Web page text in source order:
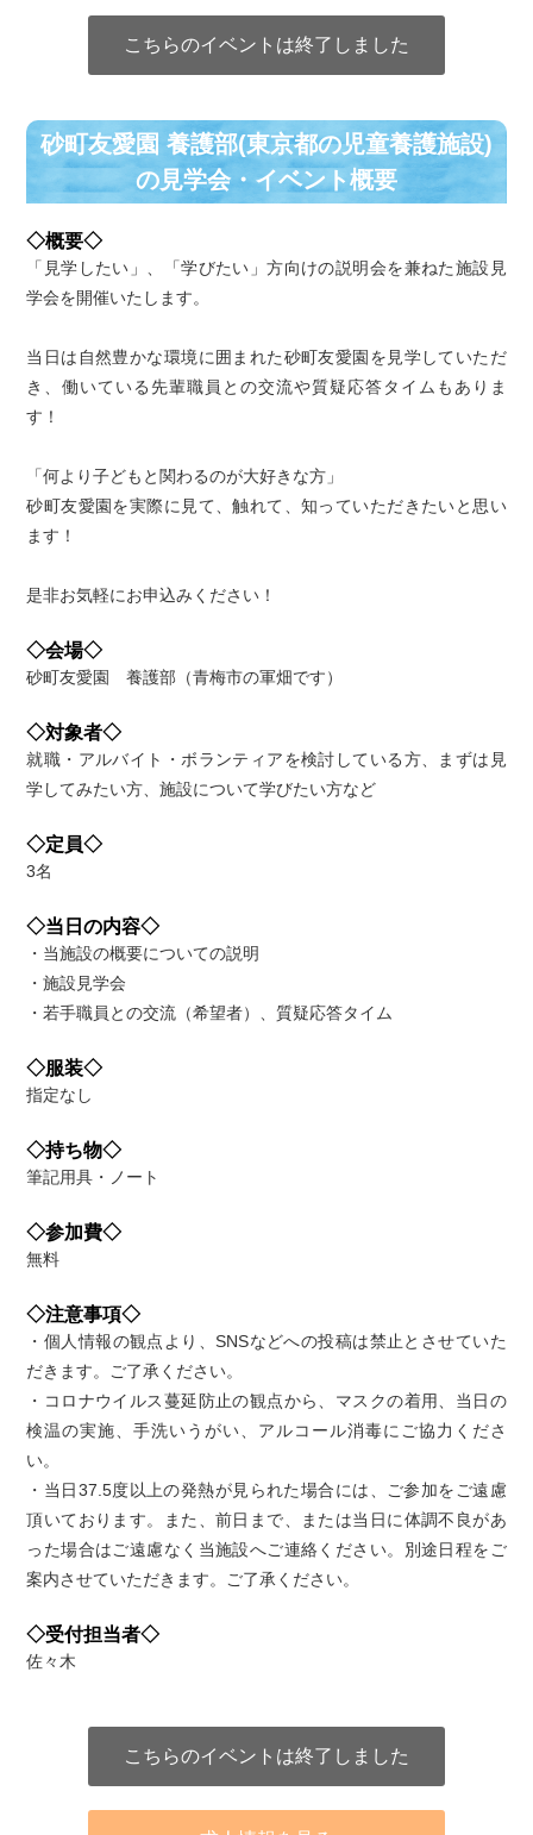
こちらのイベントは終了しました
砂町友愛園 養護部(東京都の児童養護施設)
の⾒学会・イベント概要
◇概要◇
「見学したい」、「学びたい」方向けの説明会を兼ねた施設見
学会を開催いたします。
当日は自然豊かな環境に囲まれた砂町友愛園を見学していただ
き、働いている先輩職員との交流や質疑応答タイムもありま
す！
「何より子どもと関わるのが大好きな方」
砂町友愛園を実際に見て、触れて、知っていただきたいと思い
ます！
是非お気軽にお申込みください！
◇会場◇
砂町友愛園 養護部（青梅市の軍畑です）
◇対象者◇
就職・アルバイト・ボランティアを検討している方、まずは見
学してみたい方、施設について学びたい方など
◇定員◇
3名
◇当日の内容◇
・当施設の概要についての説明
・施設見学会
・若手職員との交流（希望者）、質疑応答タイム
◇服装◇
指定なし
◇持ち物◇
筆記用具・ノート
◇参加費◇
無料
◇注意事項◇
・個人情報の観点より、SNSなどへの投稿は禁止とさせていた
だきます。ご了承ください。
・コロナウイルス蔓延防止の観点から、マスクの着用、当日の
検温の実施、手洗いうがい、アルコール消毒にご協力くださ
い。
・当日37.5度以上の発熱が見られた場合には、ご参加をご遠慮
頂いております。また、前日まで、または当日に体調不良があ
った場合はご遠慮なく当施設へご連絡ください。別途日程をご
案内させていただきます。ご了承ください。
◇受付担当者◇
佐々木
こちらのイベントは終了しました